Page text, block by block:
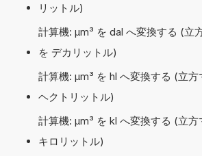
リットル)
計算機: µm³ を dal へ変換する (立
を デカリットル)
計算機: µm³ を hl へ変換する (立
ヘクトリットル)
計算機: µm³ を kl へ変換する (立
キロリットル)